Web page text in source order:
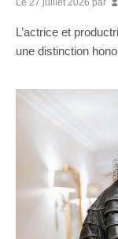
Le 27 juillet 2026 par
L’actrice et
une distinction